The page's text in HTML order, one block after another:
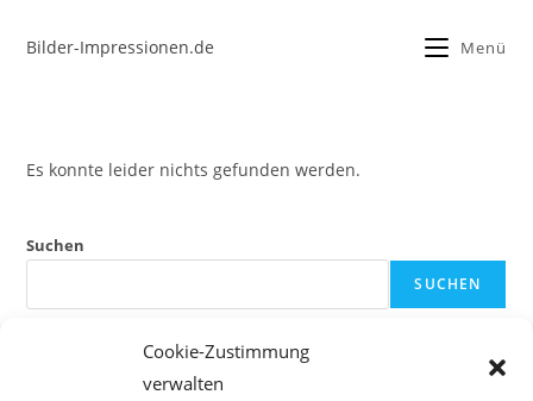
Cookie-Zustimmung
verwalten
Bilder-Impressionen.de Menü
Es konnte leider nichts gefunden werden.
Suchen
SUCHEN